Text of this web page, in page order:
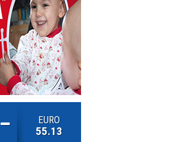
EURO
55.13